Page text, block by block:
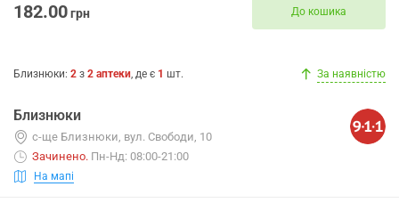
182.00грн До кошика
Близнюки: 2 з 2 аптеки, де є 1 шт. За наявністю
Близнюки
с-ще Близнюки, вул. Свободи, 10
Зачинено. Пн-Нд: 08:00-21:00
На мапі